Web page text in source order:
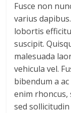
Fusce non
varius
lobortis
suscipit.
malesuada
vehicula vel.
bibendum a
enim rhoncus,
sed